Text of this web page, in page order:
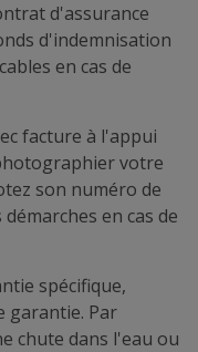
d'assurance
d'indemnisation
en cas de
facture à l'appui
votre
son numéro de
en cas de
spécifique,
garantie. Par
chute dans l'eau ou